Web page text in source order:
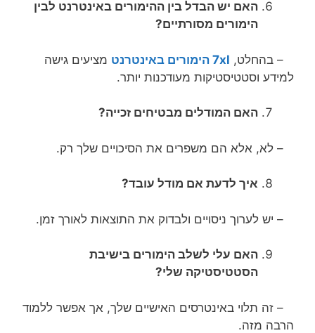
האם יש הבדל בין ההימורים באינטרנט לבין
הימורים מסורתיים?
– בהחלט, 7xl הימורים באינטרנט
מציעים גישה
למידע וסטטיסטיקות מעודכנות יותר.
האם המודלים מבטיחים זכייה?
– לא, אלא הם משפרים את הסיכויים שלך רק.
איך לדעת אם מודל עובד?
– יש לערוך ניסויים ולבדוק את התוצאות לאורך זמן.
האם עלי לשלב הימורים בישיבת
הסטטיסטיקה שלי?
– זה תלוי באינטרסים האישיים שלך, אך אפשר ללמוד
הרבה מזה.